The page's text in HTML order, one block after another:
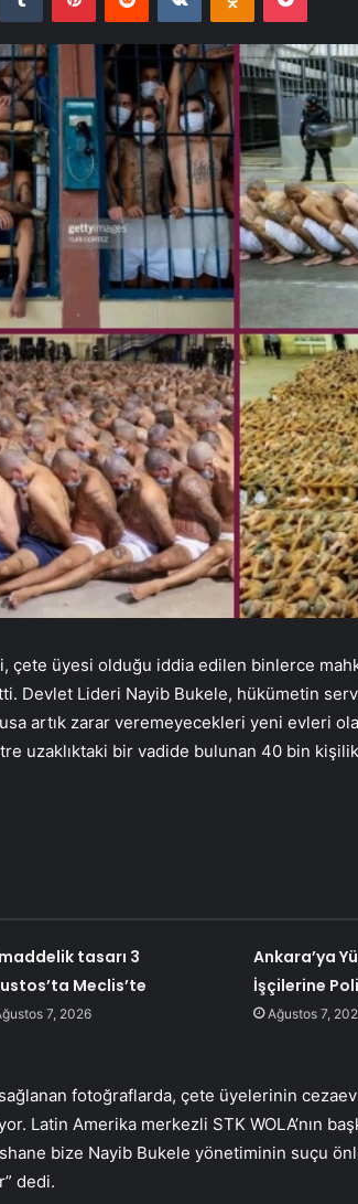
çete üyesi olduğu iddia edilen binlerce
Devlet Lideri Nayib Bukele, hükümetin
artık zarar veremeyecekleri yeni evleri
uzaklıktaki bir vadide bulunan 40 bin
tasarı 3
Meclis’te
7, 2026
Ankara’ya
İşçilerine
Ağustos 7,
fotoğraflarda, çete üyelerinin
Latin Amerika merkezli STK WOLA’nın
bize Nayib Bukele yönetiminin suçu
dedi.